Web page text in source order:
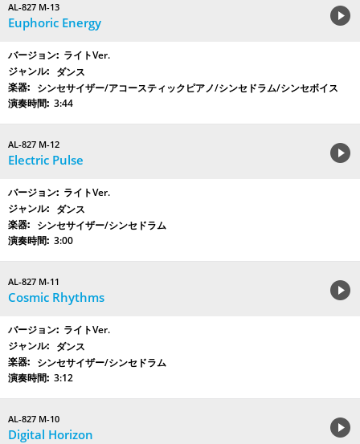
AL-827 M-13
Euphoric Energy
ライトVer.
ダンス
シンセサイザー/アコースティックピアノ/シンセドラム/シンセボイス
3:44
AL-827 M-12
Electric Pulse
ライトVer.
ダンス
シンセサイザー/シンセドラム
3:00
AL-827 M-11
Cosmic Rhythms
ライトVer.
ダンス
シンセサイザー/シンセドラム
3:12
AL-827 M-10
Digital Horizon